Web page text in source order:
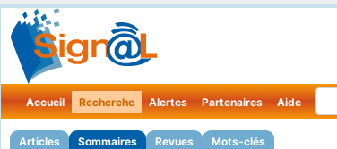
Accueil Recherche
Articles Sommaires Revues Mots-clés
Alertes Partenaires Aide